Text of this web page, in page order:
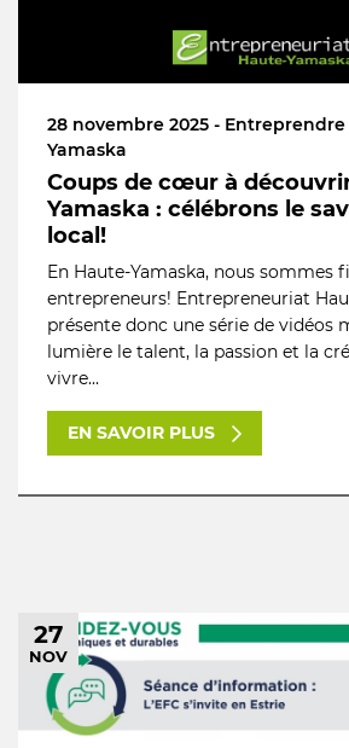
28 novembre 2025 -
Yamaska
Coups de cœur à
Yamaska : célébrons le
local!
En Haute-Yamaska, nous sommes
entrepreneurs! Entrepreneuriat
présente donc une série de vidéos
lumière le talent, la passion et la
vivre...
EN SAVOIR PLUS
27
NOV